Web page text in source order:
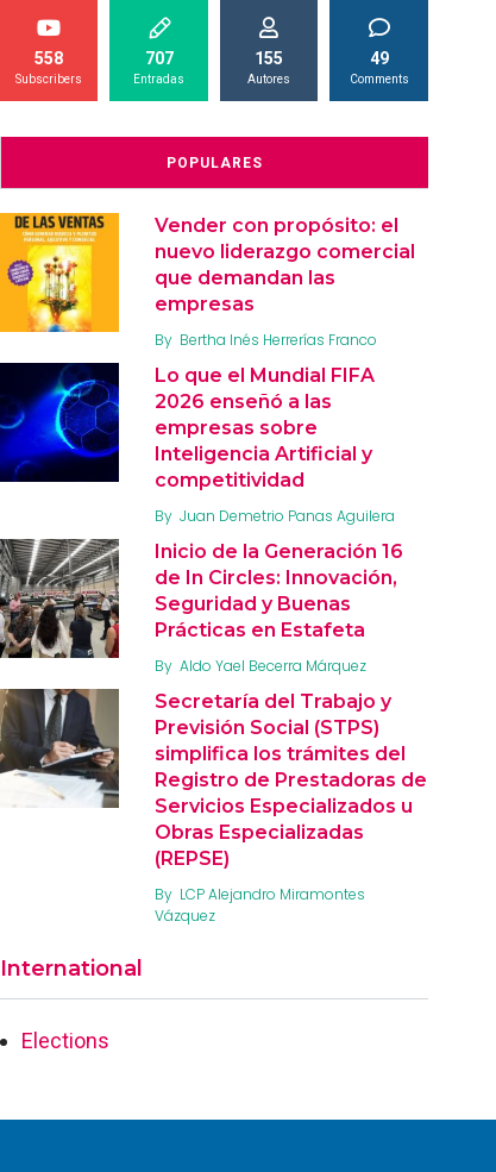
558
Subscribers
707
Entradas
155
Autores
49
Comments
POPULARES
Vender con propósito: el
nuevo liderazgo comercial
que demandan las
empresas
By Bertha Inés Herrerías Franco
Lo que el Mundial FIFA
2026 enseñó a las
empresas sobre
Inteligencia Artificial y
competitividad
By Juan Demetrio Panas Aguilera
Inicio de la Generación 16
de In Circles: Innovación,
Seguridad y Buenas
Prácticas en Estafeta
By Aldo Yael Becerra Márquez
Secretaría del Trabajo y
Previsión Social (STPS)
simplifica los trámites del
Registro de Prestadoras de
Servicios Especializados u
Obras Especializadas
(REPSE)
By LCP Alejandro Miramontes
Vázquez
International
Elections